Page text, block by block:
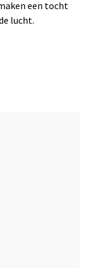
een tocht
lucht.